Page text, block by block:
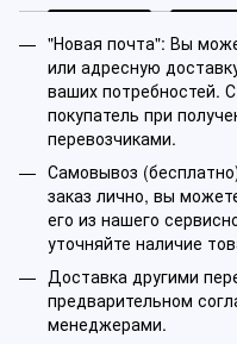
"Новая почта": Вы
или адресную
ваших потребностей.
покупатель при
перевозчиками.
Самовывоз
заказ лично, вы
его из нашего
уточняйте наличие
Доставка другими
предварительном
менеджерами.